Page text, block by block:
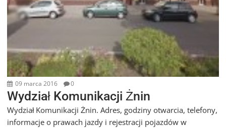
09 marca 2016 0
Wydział Komunikacji Żnin
Wydział Komunikacji Żnin. Adres, godziny otwarcia, telefony,
informacje o prawach jazdy i rejestracji pojazdów w